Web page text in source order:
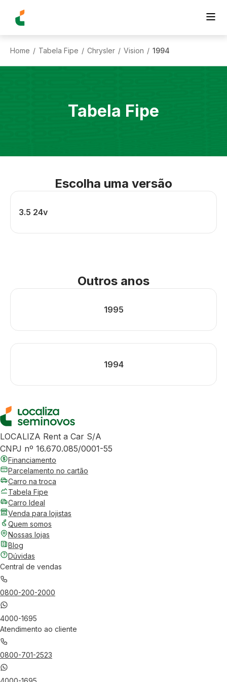
Home / Tabela Fipe / Chrysler / Vision / 1994
Tabela Fipe
Escolha uma versão
3.5 24v
Outros anos
1995
1994
LOCALIZA Rent a Car S/A
CNPJ nº 16.670.085/0001-55
Financiamento
Parcelamento no cartão
Carro na troca
Tabela Fipe
Carro Ideal
Venda para lojistas
Quem somos
Nossas lojas
Blog
Dúvidas
Central de vendas
0800-200-2000
4000-1695
Atendimento ao cliente
0800-701-2523